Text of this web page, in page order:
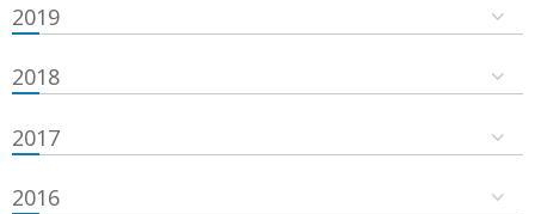
2019
2018
2017
2016